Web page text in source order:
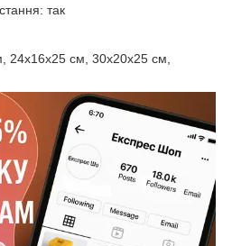
так
24х16х25 см, 30х20х25 см,